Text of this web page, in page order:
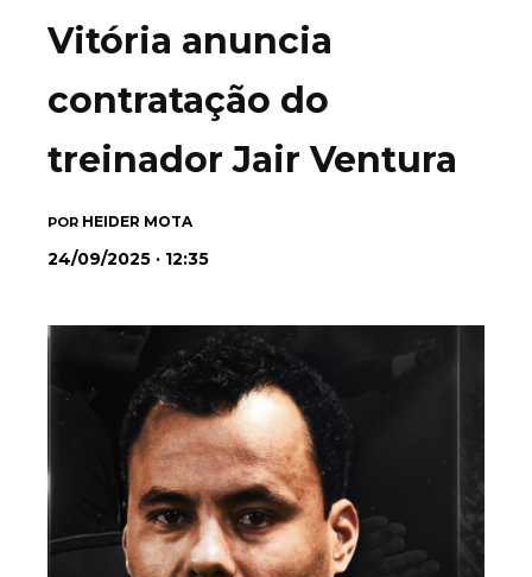
Vitória anuncia
contratação do
treinador Jair Ventura
POR HEIDER MOTA
24/09/2025 · 12:35